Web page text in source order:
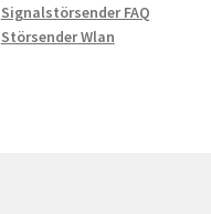
Signalstörsender FAQ
Störsender Wlan